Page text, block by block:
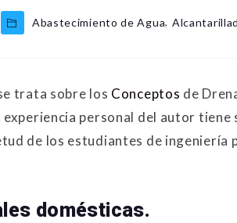
Abastecimiento de Agua,
trata sobre los Conceptos de
personal del autor
de los estudiantes de ingeniería
domésticas.